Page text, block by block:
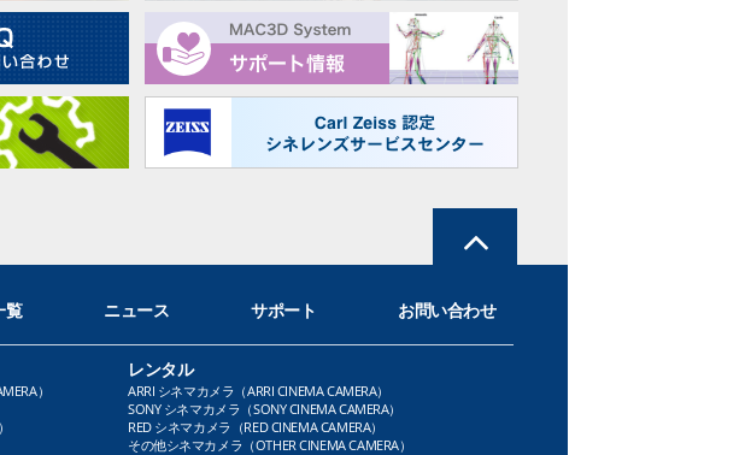
覧 ニュース サポート お問い合わせ
）
レンタル
ARRI シネマカメラ（ARRI CINEMA CAMERA）
SONY シネマカメラ（SONY CINEMA CAMERA）
RED シネマカメラ（RED CINEMA CAMERA）
その他シネマカメラ（OTHER CINEMA CAMERA）